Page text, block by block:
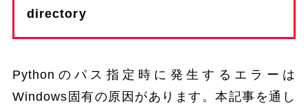
directory
Pythonのパス指定時に発生するエラーは
Windows固有の原因があります。本記事を通し